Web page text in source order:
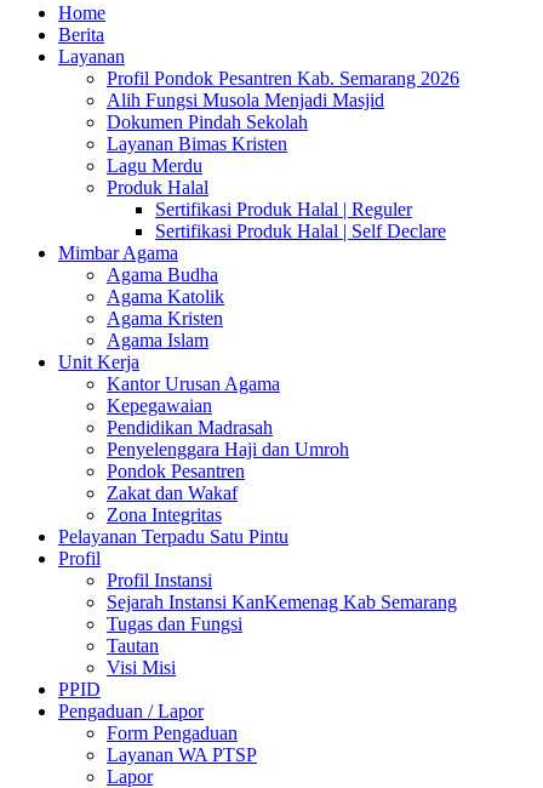
Home
Berita
Layanan
Profil Pondok Pesantren Kab. Semarang 2026
Alih Fungsi Musola Menjadi Masjid
Dokumen Pindah Sekolah
Layanan Bimas Kristen
Lagu Merdu
Produk Halal
Sertifikasi Produk Halal | Reguler
Sertifikasi Produk Halal | Self Declare
Mimbar Agama
Agama Budha
Agama Katolik
Agama Kristen
Agama Islam
Unit Kerja
Kantor Urusan Agama
Kepegawaian
Pendidikan Madrasah
Penyelenggara Haji dan Umroh
Pondok Pesantren
Zakat dan Wakaf
Zona Integritas
Pelayanan Terpadu Satu Pintu
Profil
Profil Instansi
Sejarah Instansi KanKemenag Kab Semarang
Tugas dan Fungsi
Tautan
Visi Misi
PPID
Pengaduan / Lapor
Form Pengaduan
Layanan WA PTSP
Lapor